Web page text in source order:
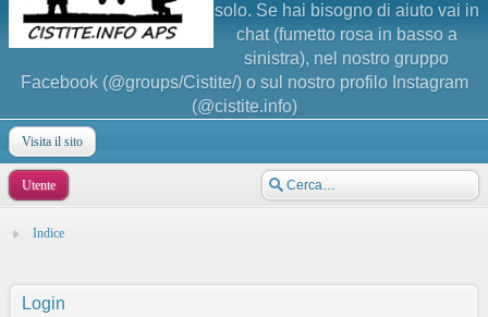
solo. Se hai bisogno di aiuto vai in
chat (fumetto rosa in basso a
sinistra), nel nostro gruppo
Facebook (@groups/Cistite/) o sul nostro profilo Instagram
(@cistite.info)
Visita il sito
Utente
Indice
Login